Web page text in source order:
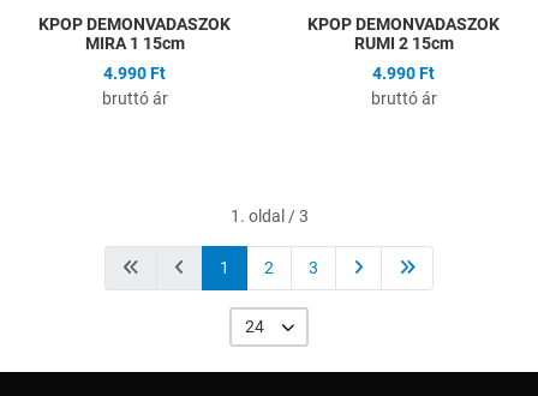
KPOP DEMONVADASZOK
MIRA 1 15cm
4.990 Ft
bruttó ár
KPOP DEMONVADASZOK
RUMI 2 15cm
4.990 Ft
bruttó ár
1. oldal / 3
1 2 3
24